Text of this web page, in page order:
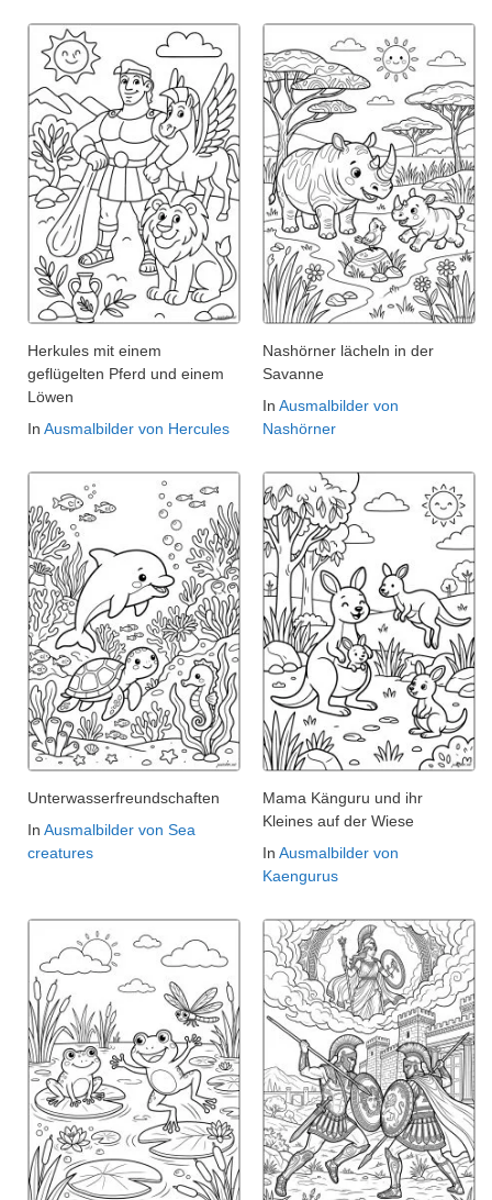
Herkules mit einem
geflügelten Pferd und einem
Löwen
In Ausmalbilder von Hercules
Nashörner lächeln in der
Savanne
In Ausmalbilder von
Nashörner
Unterwasserfreundschaften
In Ausmalbilder von Sea
creatures
Mama Känguru und ihr
Kleines auf der Wiese
In Ausmalbilder von
Kaengurus